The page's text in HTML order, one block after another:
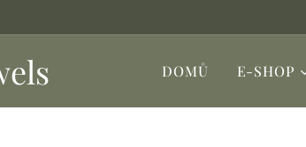
DOMŮ E-SHOP